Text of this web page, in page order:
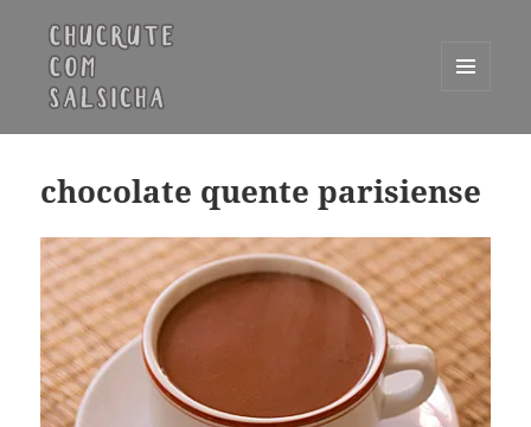
WIDGETS
chocolate quente parisiense